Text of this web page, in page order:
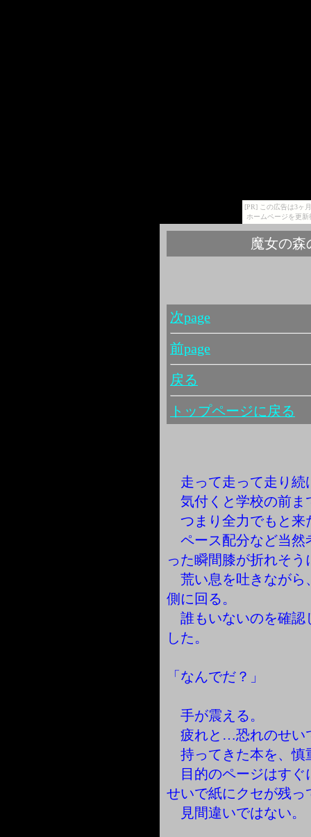
[PR] この広告は3ヶ
ホームページを更
魔女の森
次page
前page
戻る
トップページに戻る
走って走って走り
気付くと学校の前ま
つまり全力でもと来
ペース配分など当然
った瞬間膝が折れそ
荒い息を吐きながら
側に回る。
誰もいないのを確認
した。
「なんでだ？」
手が震える。
疲れと…恐れのせい
持ってきた本を、慎
目的のページはすぐ
せいで紙にクセが残っ
見間違いではない。